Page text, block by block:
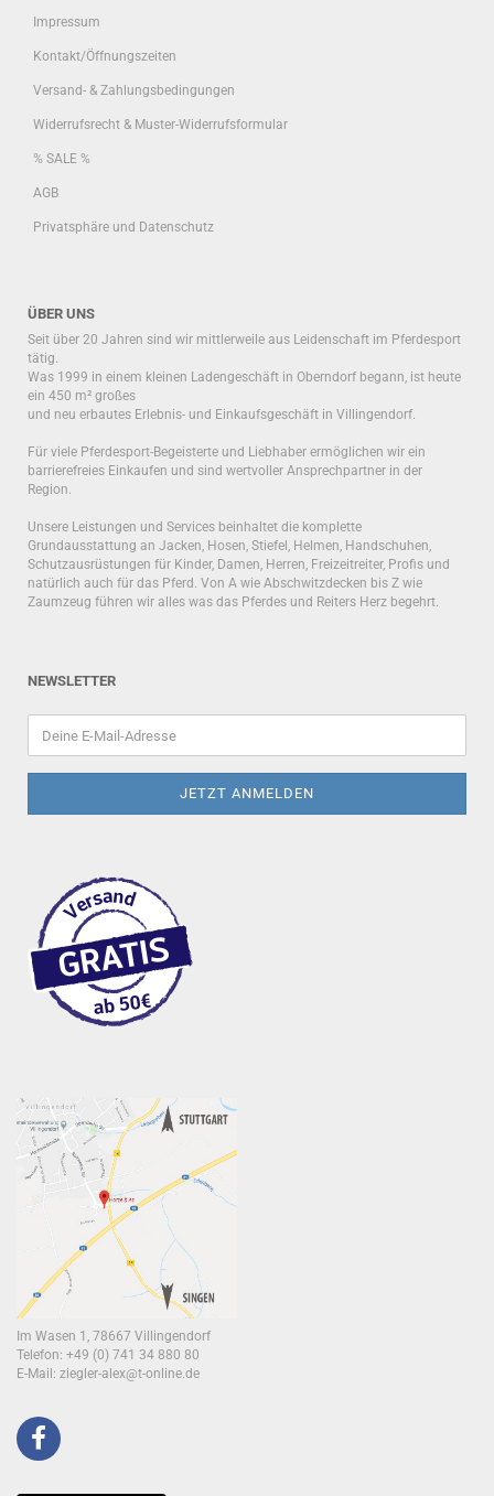
Impressum
Kontakt/Öffnungszeiten
Versand- & Zahlungsbedingungen
Widerrufsrecht & Muster-Widerrufsformular
% SALE %
AGB
Privatsphäre und Datenschutz
ÜBER UNS
Seit über 20 Jahren sind wir mittlerweile aus Leidenschaft im Pferdesport
tätig.
Was 1999 in einem kleinen Ladengeschäft in Oberndorf begann, ist heute
ein 450 m² großes
und neu erbautes Erlebnis- und Einkaufsgeschäft in Villingendorf.
Für viele Pferdesport-Begeisterte und Liebhaber ermöglichen wir ein
barrierefreies Einkaufen und sind wertvoller Ansprechpartner in der
Region.
Unsere Leistungen und Services beinhaltet die komplette
Grundausstattung an Jacken, Hosen, Stiefel, Helmen, Handschuhen,
Schutzausrüstungen für Kinder, Damen, Herren, Freizeitreiter, Profis und
natürlich auch für das Pferd. Von A wie Abschwitzdecken bis Z wie
Zaumzeug führen wir alles was das Pferdes und Reiters Herz begehrt.
NEWSLETTER
Im Wasen 1, 78667 Villingendorf
Telefon: +49 (0) 741 34 880 80
E-Mail: ziegler-alex@t-online.de